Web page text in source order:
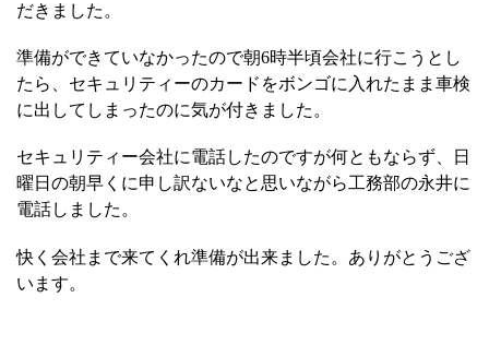
だきました。
準備ができていなかったので朝6時半頃会社に行こうとし
たら、セキュリティーのカードをボンゴに入れたまま車検
に出してしまったのに気が付きました。
セキュリティー会社に電話したのですが何ともならず、日
曜日の朝早くに申し訳ないなと思いながら工務部の永井に
電話しました。
快く会社まで来てくれ準備が出来ました。ありがとうござ
います。